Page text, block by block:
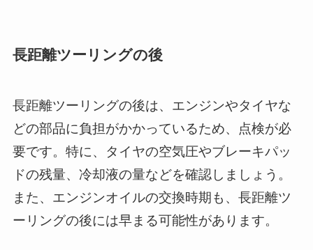
長距離ツーリングの後
長距離ツーリングの後は、エンジンやタイヤな
どの部品に負担がかかっているため、点検が必
要です。特に、タイヤの空気圧やブレーキパッ
ドの残量、冷却液の量などを確認しましょう。
また、エンジンオイルの交換時期も、長距離ツ
ーリングの後には早まる可能性があります。